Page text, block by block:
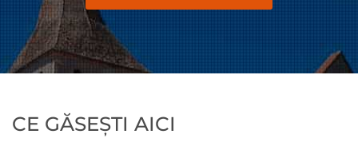
CE GĂSEȘTI AICI